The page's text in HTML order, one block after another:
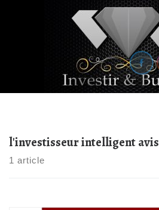
l'investisseur intelligent avis
1 article